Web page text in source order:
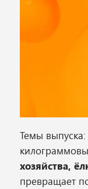
Темы
хозяйства,
превращает